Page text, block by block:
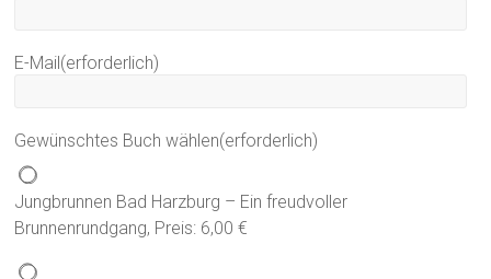
E-Mail (erforderlich)
Gewünschtes Buch wählen(erforderlich)
Jungbrunnen Bad Harzburg – Ein freudvoller
Brunnenrundgang, Preis: 6,00 €